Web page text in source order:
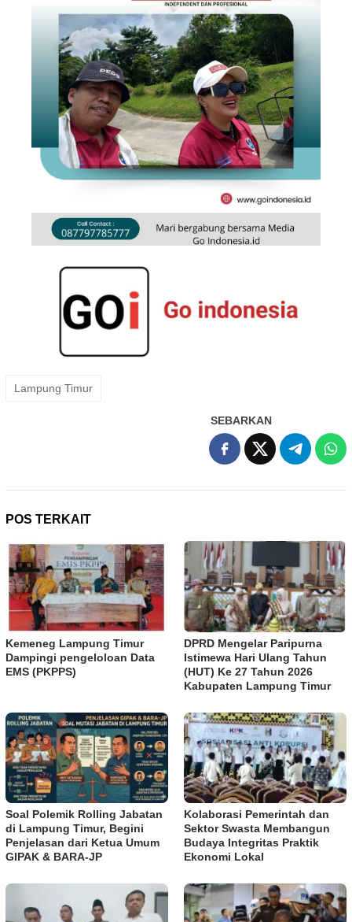
Lampung Timur
SEBARKAN
POS TERKAIT
Kemeneg Lampung Timur
Dampingi pengeloloan Data
EMS (PKPPS)
DPRD Mengelar Paripurna
Istimewa Hari Ulang Tahun
(HUT) Ke 27 Tahun 2026
Kabupaten Lampung Timur
Soal Polemik Rolling Jabatan
di Lampung Timur, Begini
Penjelasan dari Ketua Umum
GIPAK & BARA-JP
Kolaborasi Pemerintah dan
Sektor Swasta Membangun
Budaya Integritas Praktik
Ekonomi Lokal